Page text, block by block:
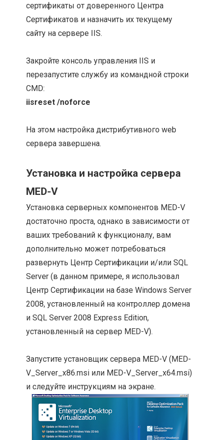
сертификаты от доверенного Центра
Сертификатов и назначить их текущему
сайту на сервере IIS.
Закройте консоль управления IIS и
перезапустите службу из командной строки
CMD:
iisreset /noforce
На этом настройка дистрибутивного web
сервера завершена.
Установка и настройка сервера
MED-V
Установка серверных компонентов MED-V
достаточно проста, однако в зависимости от
ваших требований к функционалу, вам
дополнительно может потребоваться
развернуть Центр Сертификации и/или SQL
Server (в данном примере, я использовал
Центр Сертификации на базе Windows Server
2008, установленный на контроллер домена
и SQL Server 2008 Express Edition,
установленный на сервер MED-V).
Запустите установщик сервера MED-V (MED-
V_Server_x86.msi или MED-V_Server_x64.msi)
и следуйте инструкциям на экране.